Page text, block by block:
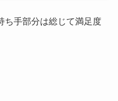
ち手部分は総じて満足度